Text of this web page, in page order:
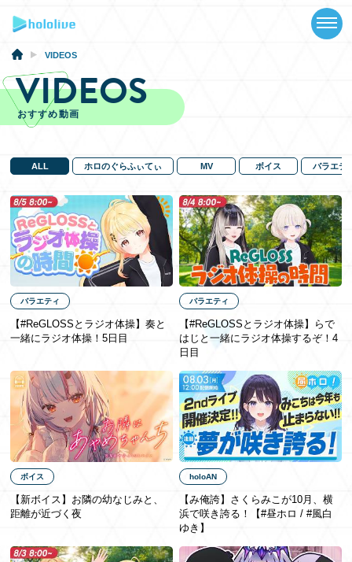
ABOUT
TALENT
SCHEDULE
EVENTS
VIDEOS
MUSIC
GOODS
SPECIAL
EN
VIDEOS
VIDEOS
おすすめ動画
ALL ホロのぐらふぃてぃ MV ボイス バラエテ
バラエティ
【#ReGLOSSとラジオ体操】奏と
一緒にラジオ体操！5日目
バラエティ
【#ReGLOSSとラジオ体操】らで
はじと一緒にラジオ体操するぞ！4
日目
ボイス
【新ボイス】お隣の幼なじみと、
距離が近づく夜
holoAN
【み俺誇】さくらみこが10月、横
浜で咲き誇る！【#昼ホロ / #風白
ゆき】